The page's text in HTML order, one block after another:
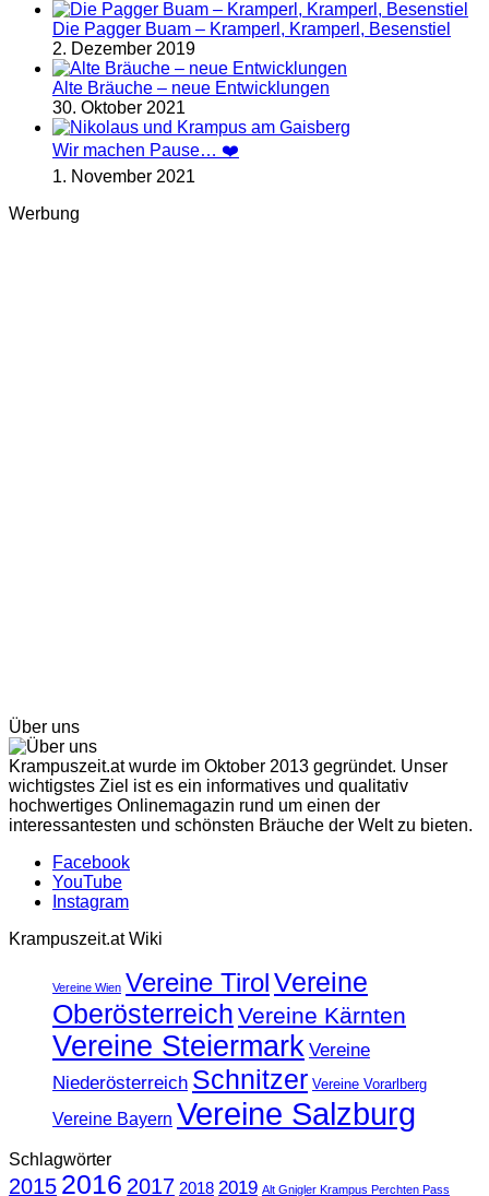
Die Pagger Buam – Kramperl, Kramperl, Besenstiel
2. Dezember 2019
Alte Bräuche – neue Entwicklungen
30. Oktober 2021
Wir machen Pause… ❤️
1. November 2021
Werbung
Über uns
Krampuszeit.at wurde im Oktober 2013 gegründet. Unser
wichtigstes Ziel ist es ein informatives und qualitativ
hochwertiges Onlinemagazin rund um einen der
interessantesten und schönsten Bräuche der Welt zu bieten.
Facebook
YouTube
Instagram
Krampuszeit.at Wiki
Vereine Wien Vereine TirolVereine
Oberösterreich Vereine Kärnten
Vereine Steiermark Vereine
Niederösterreich Schnitzer Vereine Vorarlberg
Vereine Bayern Vereine Salzburg
Schlagwörter
2015 2016 2017 2018 2019 Alt Gnigler Krampus Perchten Pass